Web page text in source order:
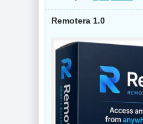
Видеоконвертер
Wondershare
UniConverter
17.4.5.648 RePack
by 7997
Remotera 1.0